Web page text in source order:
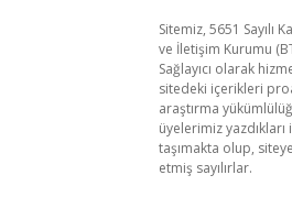
Sitemiz, 5651 Sayılı
ve İletişim Kurumu
Sağlayıcı olarak
sitedeki içerikleri
araştırma
üyelerimiz
taşımakta olup,
etmiş sayılırlar.